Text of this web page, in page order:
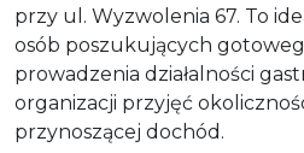
przy ul. Wyzwolenia 67. To
osób poszukujących
prowadzenia działalności
organizacji przyjęć
przynoszącej dochód.